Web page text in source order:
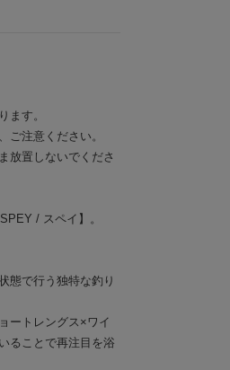
ます。
ご注意ください。
放置しないでくださ
/ スペイ】。
態で行う独特な釣り
ートレングス×ワイ
ることで再注目を浴